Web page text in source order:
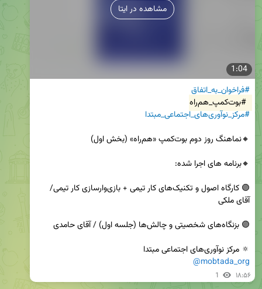
1:04
مشاهده در ایتا
#فراخوان_به_اتفاق
#بوت‌کمپ_هم‌راه
#مرکز_نوآوری‌های_اجتماعی_مبتدا
🔅 مرکز نوآوری‌های اجتماعی مبتدا
@mobtada_org
1 ۱۸:۵۶